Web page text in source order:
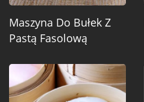
Maszyna Do Bułek Z
Pastą Fasolową